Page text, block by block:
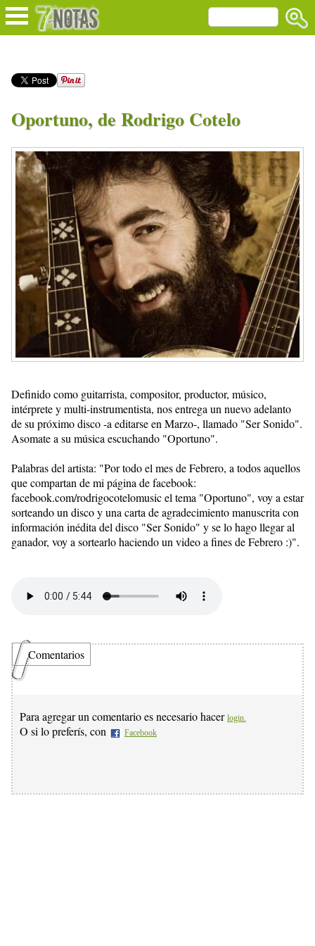
Oportuno, de Rodrigo Cotelo
Definido como guitarrista, compositor, productor, músico,
intérprete y multi-instrumentista, nos entrega un nuevo adelanto
de su próximo disco -a editarse en Marzo-, llamado "Ser Sonido".
Asomate a su música escuchando "Oportuno".
Palabras del artista: "Por todo el mes de Febrero, a todos aquellos
que compartan de mi página de facebook:
facebook.com/rodrigocotelomusic el tema "Oportuno", voy a estar
sorteando un disco y una carta de agradecimiento manuscrita con
información inédita del disco "Ser Sonido" y se lo hago llegar al
ganador, voy a sortearlo haciendo un video a fines de Febrero :)".
Comentarios
Para agregar un comentario es necesario hacer login.
O si lo preferís, con Facebook